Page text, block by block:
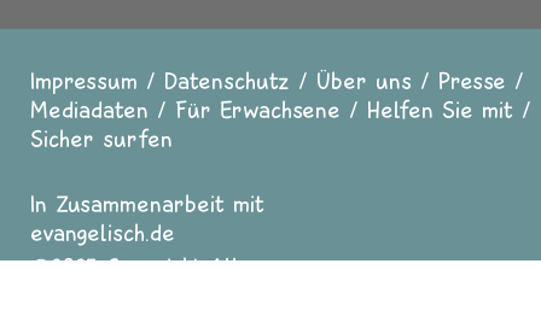
Fußzeile
Impressum Datenschutz Über uns
Presse
Mediadaten
Für Erwachsene
Helfen Sie mit
Sicher surfen
In Zusammenarbeit mit
evangelisch.de
2025 Copyright All